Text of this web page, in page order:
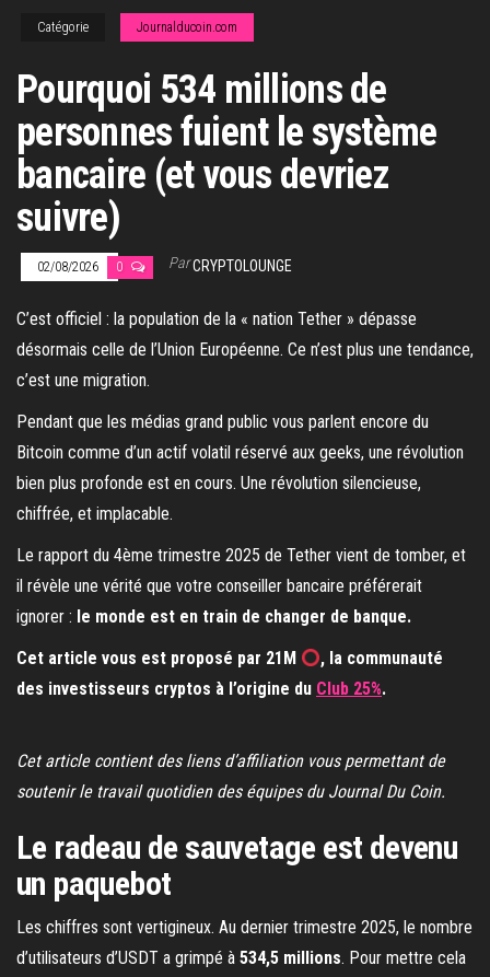
Catégorie Journalducoin.com
Pourquoi 534 millions de
personnes fuient le système
bancaire (et vous devriez
suivre)
02/08/2026 0 ParCRYPTOLOUNGE
C’est officiel : la population de la « nation Tether » dépasse
désormais celle de l’Union Européenne. Ce n’est plus une tendance,
c’est une migration.
Pendant que les médias grand public vous parlent encore du
Bitcoin comme d’un actif volatil réservé aux geeks, une révolution
bien plus profonde est en cours. Une révolution silencieuse,
chiffrée, et implacable.
Le rapport du 4ème trimestre 2025 de Tether vient de tomber, et
il révèle une vérité que votre conseiller bancaire préférerait
ignorer : le monde est en train de changer de banque.
Cet article vous est proposé par 21M
, la communauté
des investisseurs cryptos à l’origine du Club 25%.
Cet article contient des liens d’affiliation vous permettant de
soutenir le travail quotidien des équipes du Journal Du Coin.
Le radeau de sauvetage est devenu
un paquebot
Les chiffres sont vertigineux. Au dernier trimestre 2025, le nombre
d’utilisateurs d’USDT a grimpé à 534,5 millions. Pour mettre cela